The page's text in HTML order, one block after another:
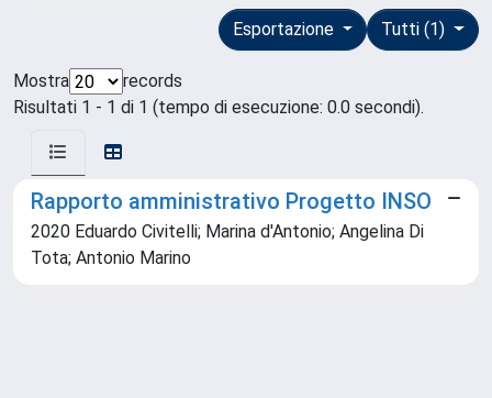
Tutti (1)
Esportazione
Mostra
records
Risultati 1 - 1 di 1 (tempo di esecuzione: 0.0 secondi).
Rapporto amministrativo Progetto INSO
2020 Eduardo Civitelli; Marina d'Antonio; Angelina Di
Tota; Antonio Marino